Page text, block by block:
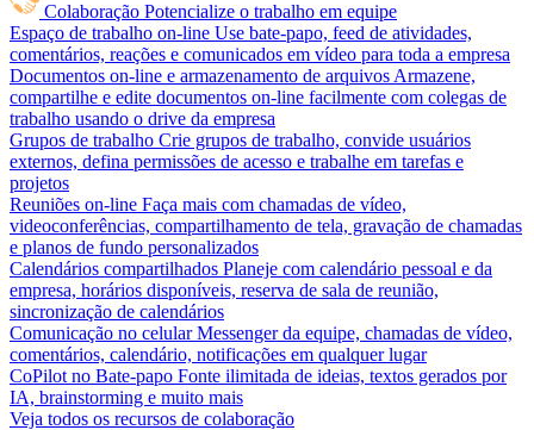
Colaboração Potencialize o trabalho em equipe
Espaço de trabalho on-line Use bate-papo, feed de atividades,
comentários, reações e comunicados em vídeo para toda a empresa
Documentos on-line e armazenamento de arquivos Armazene,
compartilhe e edite documentos on-line facilmente com colegas de
trabalho usando o drive da empresa
Grupos de trabalho Crie grupos de trabalho, convide usuários
externos, defina permissões de acesso e trabalhe em tarefas e
projetos
Reuniões on-line Faça mais com chamadas de vídeo,
videoconferências, compartilhamento de tela, gravação de chamadas
e planos de fundo personalizados
Calendários compartilhados Planeje com calendário pessoal e da
empresa, horários disponíveis, reserva de sala de reunião,
sincronização de calendários
Comunicação no celular Messenger da equipe, chamadas de vídeo,
comentários, calendário, notificações em qualquer lugar
CoPilot no Bate-papo Fonte ilimitada de ideias, textos gerados por
IA, brainstorming e muito mais
Veja todos os recursos de colaboração